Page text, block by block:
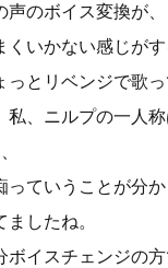
のボイス変換が、
いかない感じがす
とリベンジで歌っ
、ニルプの一人称
ていうことが分か
したね。
イスチェンジの方